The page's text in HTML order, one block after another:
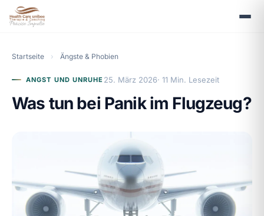
Startseite › Ängste & Phobien
ANGST UND UNRUHE 25. März 2026· 11 Min. Lesezeit
Was tun bei Panik im Flugzeug?